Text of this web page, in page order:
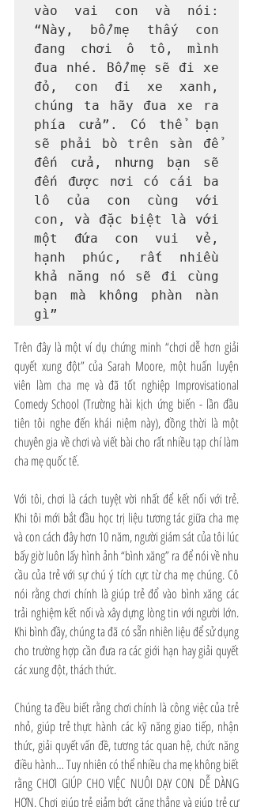
vào vai con và nói:
“Này, bố/mẹ thấy con
đang chơi ô tô, mình
đua nhé. Bố/mẹ sẽ đi xe
đỏ, con đi xe xanh,
chúng ta hãy đua xe ra
phía cửa”. Có thể bạn
sẽ phải bò trên sàn để
đến cửa, nhưng bạn sẽ
đến được nơi có cái ba
lô của con cùng với
con, và đặc biệt là với
một đứa con vui vẻ,
hạnh phúc, rất nhiều
khả năng nó sẽ đi cùng
bạn mà không phàn nàn
gì”
Trên đây là một ví dụ chứng minh “chơi dễ hơn giải
quyết xung đột” của Sarah Moore, một huấn luyện
viên làm cha mẹ và đã tốt nghiệp Improvisational
Comedy School (Trường hài kịch ứng biến - lần đầu
tiên tôi nghe đến khái niệm này), đồng thời là một
chuyên gia về chơi và viết bài cho rất nhiều tạp chí làm
cha mẹ quốc tế.
Với tôi, chơi là cách tuyệt vời nhất để kết nối với trẻ.
Khi tôi mới bắt đầu học trị liệu tương tác giữa cha mẹ
và con cách đây hơn 10 năm, người giám sát của tôi lúc
bấy giờ luôn lấy hình ảnh “bình xăng” ra để nói về nhu
cầu của trẻ với sự chú ý tích cực từ cha mẹ chúng. Cô
nói rằng chơi chính là giúp trẻ đổ vào bình xăng các
trải nghiệm kết nối và xây dựng lòng tin với người lớn.
Khi bình đầy, chúng ta đã có sẵn nhiên liệu để sử dụng
cho trường hợp cần đưa ra các giới hạn hay giải quyết
các xung đột, thách thức.
Chúng ta đều biết rằng chơi chính là công việc của trẻ
nhỏ, giúp trẻ thực hành các kỹ năng giao tiếp, nhận
thức, giải quyết vấn đề, tương tác quan hệ, chức năng
điều hành… Tuy nhiên có thể nhiều cha mẹ không biết
rằng CHƠI GIÚP CHO VIỆC NUÔI DẠY CON DỄ DÀNG
HƠN. Chơi giúp trẻ giảm bớt căng thẳng và giúp trẻ cư